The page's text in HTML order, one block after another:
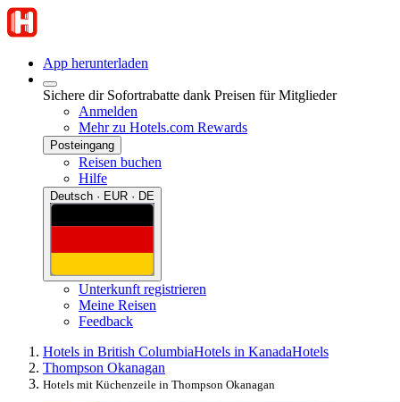
App herunterladen
Sichere dir Sofortrabatte dank Preisen für Mitglieder
Anmelden
Mehr zu Hotels.com Rewards
Posteingang
Reisen buchen
Hilfe
Deutsch · EUR · DE
Unterkunft registrieren
Meine Reisen
Feedback
Hotels in British ColumbiaHotels in KanadaHotels
Thompson Okanagan
Hotels mit Küchenzeile in Thompson Okanagan